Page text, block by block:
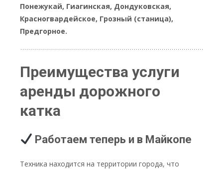
Понежукай, Гиагинская, Дондуковская,
Красногвардейское, Грозный (станица),
Предгорное.
Преимущества услуги
аренды дорожного
катка
Работаем теперь и в Майкопе
Техника находится на территории города, что